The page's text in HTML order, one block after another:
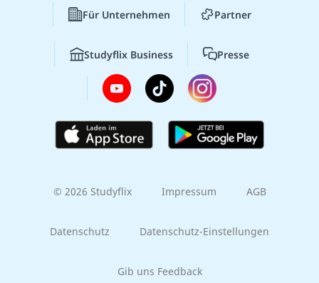
Für Unternehmen Partner
Studyflix Business Presse
© 2026 Studyflix Impressum AGB
Datenschutz Datenschutz-Einstellungen
Gib uns Feedback